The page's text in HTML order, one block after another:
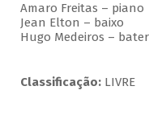
Amaro Freitas – piano
Jean Elton – baixo
Hugo Medeiros –
Classificação:LIVRE